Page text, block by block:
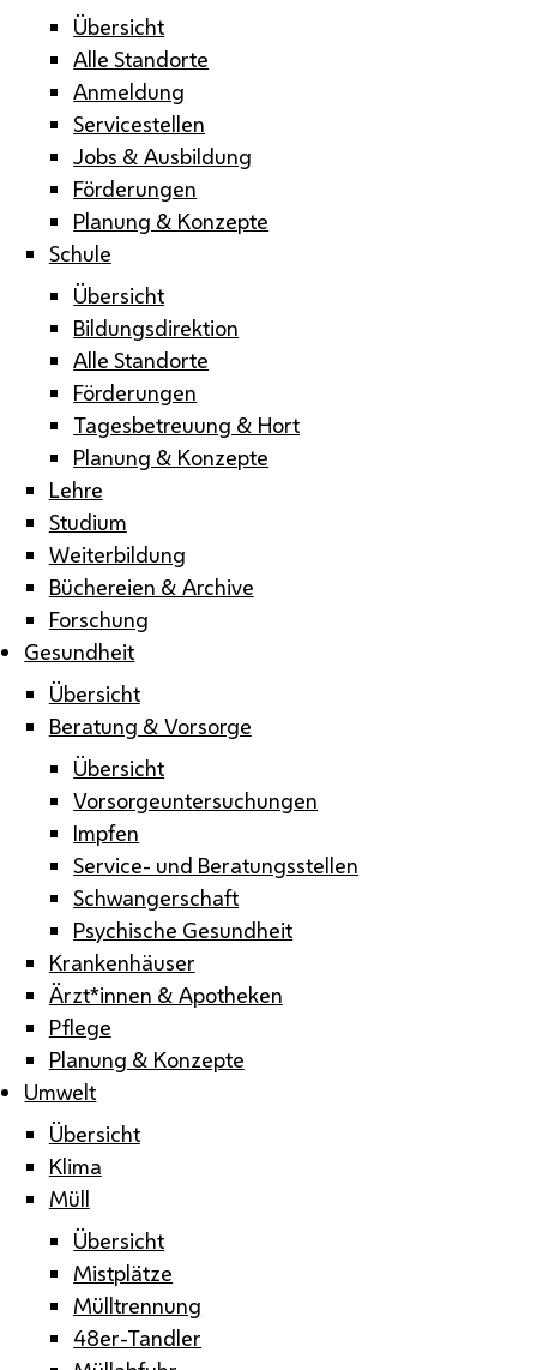
Übersicht
Alle Standorte
Anmeldung
Servicestellen
Jobs & Ausbildung
Förderungen
Planung & Konzepte
Schule
Übersicht
Bildungsdirektion
Alle Standorte
Förderungen
Tagesbetreuung & Hort
Planung & Konzepte
Lehre
Studium
Weiterbildung
Büchereien & Archive
Forschung
Gesundheit
Übersicht
Beratung & Vorsorge
Übersicht
Vorsorgeuntersuchungen
Impfen
Service- und Beratungsstellen
Schwangerschaft
Psychische Gesundheit
Krankenhäuser
Ärzt*innen & Apotheken
Pflege
Planung & Konzepte
Umwelt
Übersicht
Klima
Müll
Übersicht
Mistplätze
Mülltrennung
48er-Tandler